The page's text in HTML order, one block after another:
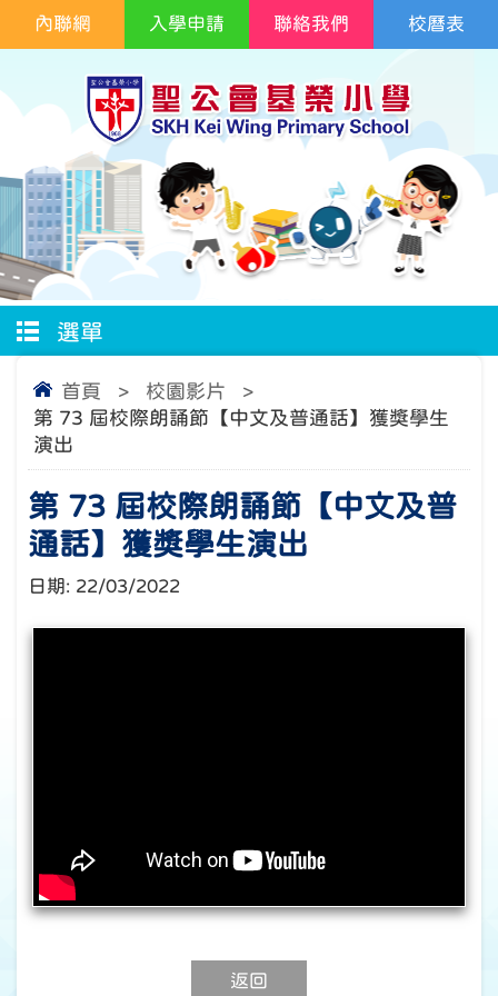
校曆表
內聯網 入學申請 聯絡我們
選單
首頁 > 校園影片
>
第 73 屆校際朗誦節【中文及普通話】獲獎學生
演出
第 73 屆校際朗誦節【中文及普
通話】獲獎學生演出
日期: 22/03/2022
返回